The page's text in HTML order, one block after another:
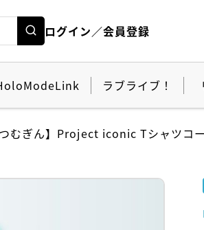
ログイン／会員登録
ラブライブ！
つむぎん】Project iconic Tシャツコ